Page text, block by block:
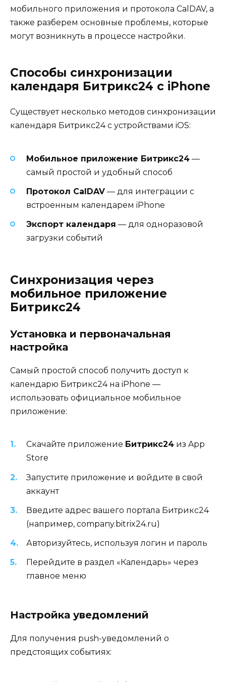
мобильного приложения и протокола CalDAV, а
также разберем основные проблемы, которые
могут возникнуть в процессе настройки.
Способы синхронизации
календаря Битрикс24 с iPhone
Существует несколько методов синхронизации
календаря Битрикс24 с устройствами iOS:
Мобильное приложение Битрикс24 —
самый простой и удобный способ
Протокол CalDAV — для интеграции с
встроенным календарем iPhone
Экспорт календаря — для одноразовой
загрузки событий
Синхронизация через
мобильное приложение
Битрикс24
Установка и первоначальная
настройка
Самый простой способ получить доступ к
календарю Битрикс24 на iPhone —
использовать официальное мобильное
приложение:
Скачайте приложение Битрикс24 из App
Store
Запустите приложение и войдите в свой
аккаунт
Введите адрес вашего портала Битрикс24
(например, company.bitrix24.ru)
Авторизуйтесь, используя логин и пароль
Перейдите в раздел «Календарь» через
главное меню
Настройка уведомлений
Для получения push-уведомлений о
предстоящих событиях: